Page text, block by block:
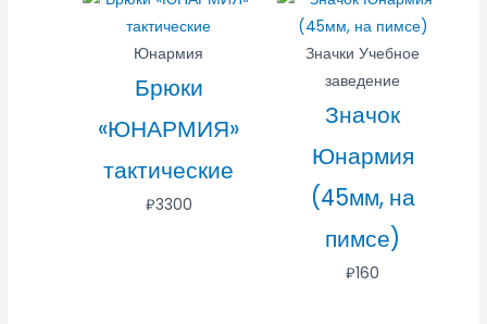
Юнармия
Брюки
«ЮНАРМИЯ»
тактические
₽3300
Значки Учебное
заведение
Значок
Юнармия
(45мм, на
пимсе)
₽160